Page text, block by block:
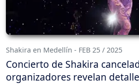
Shakira en Medellín - FEB 25 / 2025
Concierto de Shakira
organizadores revelan